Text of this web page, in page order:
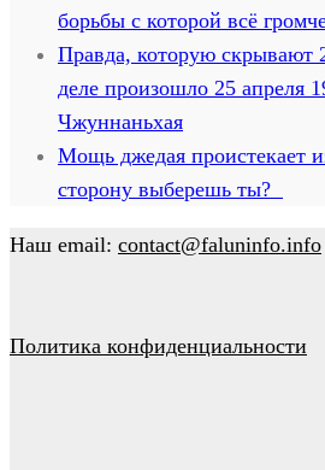
борьбы с которой всё
Правда, которую скрывают
деле произошло 25 апреля
Чжуннаньхая
Мощь джедая проистекает
сторону выберешь ты?
Наш email: contact@faluninfo.info
Политика конфиденциальности